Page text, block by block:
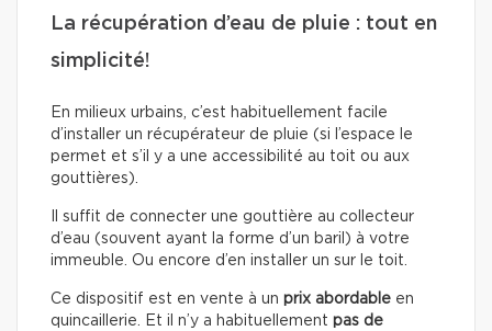
La récupération d’eau de pluie : tout en
simplicité!
En milieux urbains, c’est habituellement facile
d’installer un récupérateur de pluie (si l’espace le
permet et s’il y a une accessibilité au toit ou aux
gouttières).
Il suffit de connecter une gouttière au collecteur
d’eau (souvent ayant la forme d’un baril) à votre
immeuble. Ou encore d’en installer un sur le toit.
Ce dispositif est en vente à un prix abordable en
quincaillerie. Et il n’y a habituellement pas de